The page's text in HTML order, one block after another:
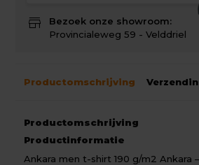
store
Bezoek onze showroom:
Provincialeweg 59 - Velddriel
Productomschrijving
Productomschrijving
Productinformatie
Ankara men t-shirt 190 g/m2